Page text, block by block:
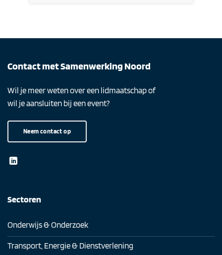
Contact met Samenwerking Noord
Wil je meer weten over een lidmaatschap of
wil je aansluiten bij een event?
Neem contact op
Sectoren
Onderwijs & Onderzoek
Transport, Energie & Dienstverlening